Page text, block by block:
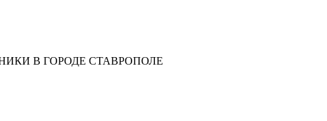
В ГОРОДЕ СТАВРОПОЛЕ